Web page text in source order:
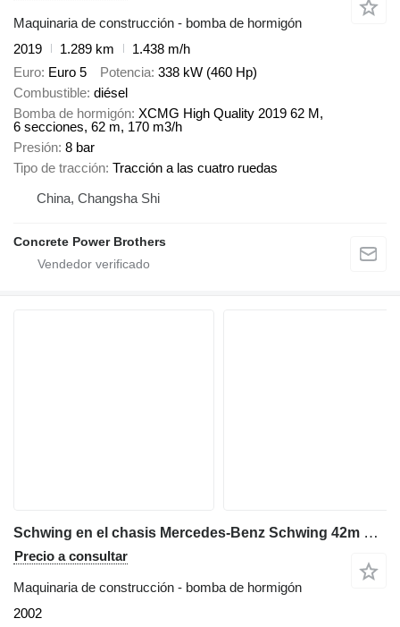
Maquinaria de construcción - bomba de hormigón
2019
1.289 km
1.438 m/h
Euro Euro 5 Potencia 338 kW (460 Hp)
Combustible diésel
Bomba de hormigón XCMG High Quality 2019 62 M,
6 secciones, 62 m, 170 m3/h
Presión 8 bar
Tipo de tracción Tracción a las cuatro ruedas
China, Changsha Shi
Concrete Power Brothers
Schwing en el chasis Mercedes-Benz Schwing 42m Concrete Pump on Mercedes-Benz Chassis
Precio a consultar
Maquinaria de construcción - bomba de hormigón
2002